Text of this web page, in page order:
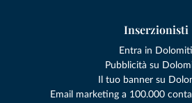
Inserzionisti
Entra in Dolomiti
Pubblicità su
Il tuo banner su
Email marketing a 100.000